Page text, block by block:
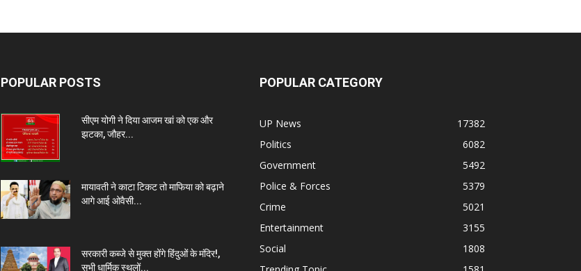
POPULAR POSTS
सीएम योगी ने दिया आजम खां को एक और
झटका, जौहर...
मायावती ने काटा टिकट तो माफिया को बढ़ाने
आगे आई ओवैसी...
सरकारी कब्जे से मुक्त होंगे हिंदुओं के मंदिर!,
सभी धार्मिक स्थलों...
POPULAR CATEGORY
UP News
17382
Politics
6082
Government
5492
Police & Forces
5379
Crime
5021
Entertainment
3155
Social
1808